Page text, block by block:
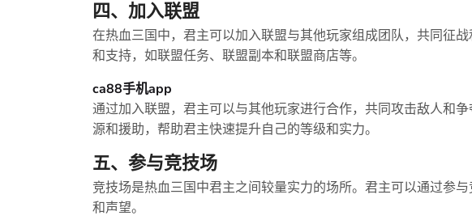
四、加入联盟
在热血三国中，君主可以加入联盟与其他玩家组成团队，共同征
和支持，如联盟任务、联盟副本和联盟商店等。
ca88手机app
通过加入联盟，君主可以与其他玩家进行合作，共同攻击敌人和
源和援助，帮助君主快速提升自己的等级和实力。
五、参与竞技场
竞技场是热血三国中君主之间较量实力的场所。君主可以通过参
和声望。